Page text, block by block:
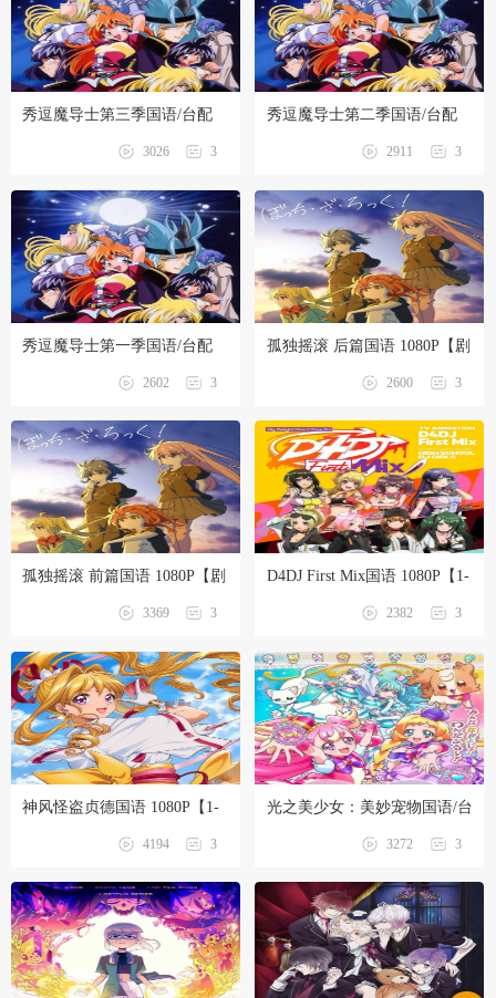
秀逗魔导士第三季国语/台配
3
3026
秀逗魔导士第二季国语/台配
3
2911
秀逗魔导士第一季国语/台配
3
2602
孤独摇滚 后篇国语 1080P【剧
3
2600
孤独摇滚 前篇国语 1080P【剧
3
3369
D4DJ First Mix国语 1080P【1-
3
2382
神风怪盗贞德国语 1080P【1-
3
4194
光之美少女：美妙宠物国语/台
3
3272